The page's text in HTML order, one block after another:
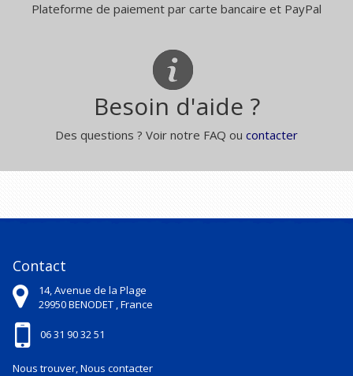
Plateforme de paiement par carte bancaire et PayPal
Besoin d'aide ?
Des questions ? Voir notre FAQ ou contacter
Contact
14, Avenue de la Plage
29950BENODET ,France
06 31 90 32 51
Nous trouver, Nous contacter